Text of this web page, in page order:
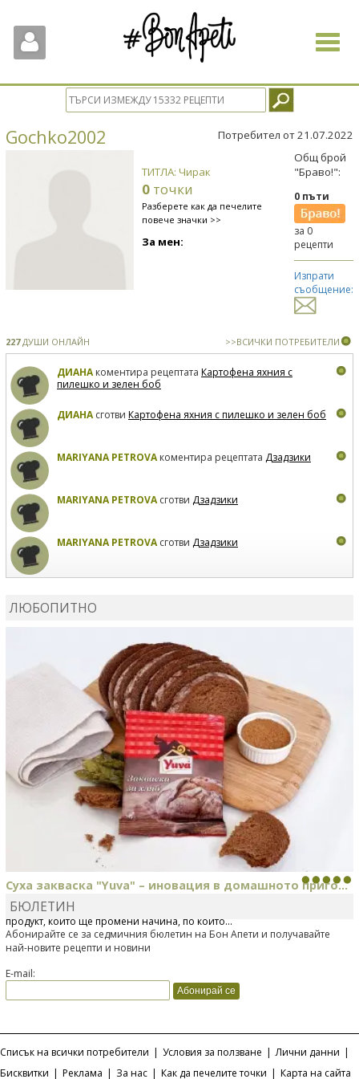
Toggle
Gochko2002 Потребител от 21.07.2022
ТИТЛА: Чирак
0 точки
Разберете как да печелите
повече значки >>
За мен:
Общ брой
"Браво!":
0 пъти
за 0
рецепти
Изпрати
съобщение:
227ДУШИ ОНЛАЙН >>ВСИЧКИ ПОТРЕБИТЕЛИ
ДИАНАкоментира рецептата Картофена яхния с
пилешко и зелен боб
ДИАНАсготви Картофена яхния с пилешко и зелен боб
MARIYANA PETROVAкоментира рецептата Дзадзики
MARIYANA PETROVAсготви Дзадзики
MARIYANA PETROVAсготви Дзадзики
ЛЮБОПИТНО
Суха закваска "Yuva" – иновация в домашното приго...
Отскоро Лесафр България стартира предлагането на изцяло нов
продукт, който ще промени начина, по който...
БЮЛЕТИН
Абонирайте се за седмичния бюлетин на Бон Апети и получавайте
най-новите рецепти и новини
E-mail:
Списък на всички потребители | Условия за ползване | Лични данни |
Бисквитки | Реклама | За нас | Как да печелите точки | Карта на сайта